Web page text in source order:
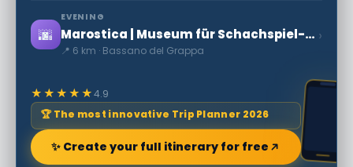
🌆
EVENING
Marostica | Museum für Schachspiel-Kostüme
📍 6 km · Bassano del Grappa
›
★★★★★4.9
🏆 The most innovative Trip Planner 2026
✨ Create your full itinerary for free